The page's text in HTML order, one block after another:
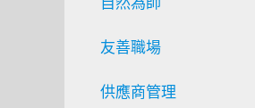
友善職場
供應商管理